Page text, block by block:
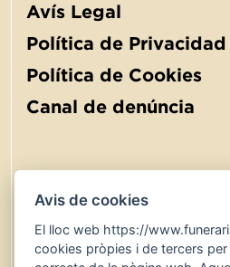
Avís Legal
Política de Privacidad
Política de Cookies
Canal de denúncia
900 767 60024
Avis de cookies
El lloc web https://
cookies pròpies i de tercers